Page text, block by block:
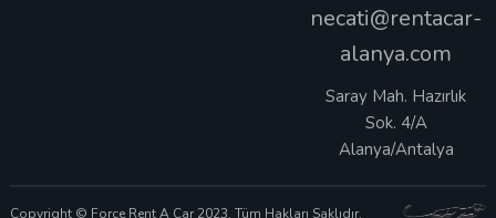
necati@rentacar-
alanya.com
Saray Mah. Hazırlık
Sok. 4/A
Alanya/Antalya
Copyright © Force Rent A Car 2023. Tüm Hakları Saklıdır.